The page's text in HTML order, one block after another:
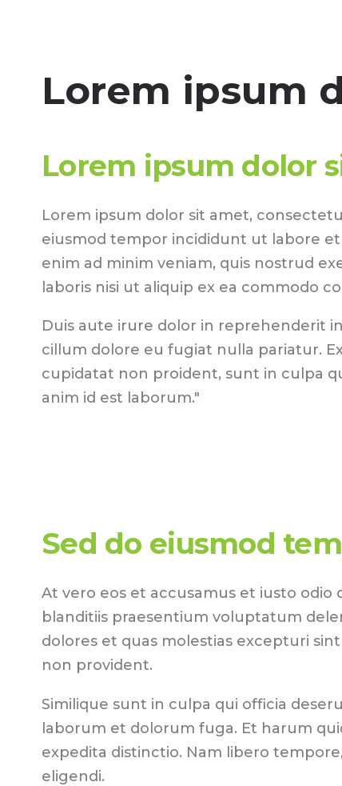
Lorem ipsum
Lorem ipsum dolor
Lorem ipsum dolor sit amet,
eiusmod tempor incididunt ut labore
enim ad minim veniam, quis nostrud
laboris nisi ut aliquip ex ea commodo
Duis aute irure dolor in reprehenderit
cillum dolore eu fugiat nulla pariatur.
cupidatat non proident, sunt in culpa
anim id est laborum."
Sed do eiusmod
At vero eos et accusamus et iusto odio
blanditiis praesentium voluptatum
dolores et quas molestias excepturi
non provident.
Similique sunt in culpa qui officia
laborum et dolorum fuga. Et harum
expedita distinctio. Nam libero
eligendi.